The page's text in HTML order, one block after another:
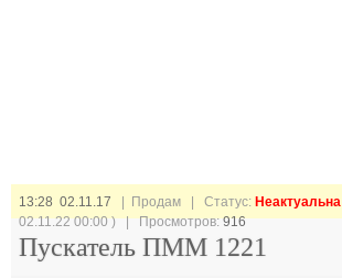
13:28 02.11.17 | Продам | Статус: Неактуальна
02.11.22 00:00 ) | Просмотров:916
Пускатель ПММ 1221